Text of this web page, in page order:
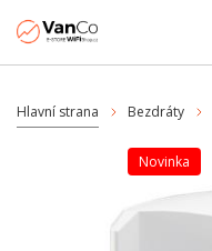
Hlavní strana Bezdráty
Novinka